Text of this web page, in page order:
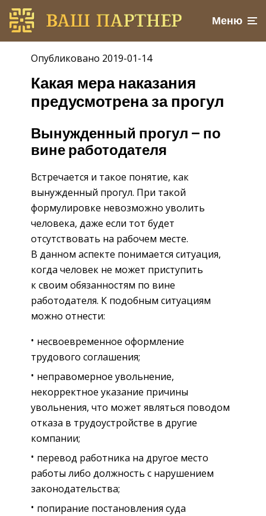
Меню
Опубликовано 2019-01-14
Какая мера наказания
предусмотрена за прогул
Вынужденный прогул — по
вине работодателя
Встречается и такое понятие, как
вынужденный прогул. При такой
формулировке невозможно уволить
человека, даже если тот будет
отсутствовать на рабочем месте.
В данном аспекте понимается ситуация,
когда человек не может приступить
к своим обязанностям по вине
работодателя. К подобным ситуациям
можно отнести:
несвоевременное оформление
трудового соглашения;
неправомерное увольнение,
некорректное указание причины
увольнения, что может являться поводом
отказа в трудоустройстве в другие
компании;
перевод работника на другое место
работы либо должность с нарушением
законодательства;
попирание постановления суда